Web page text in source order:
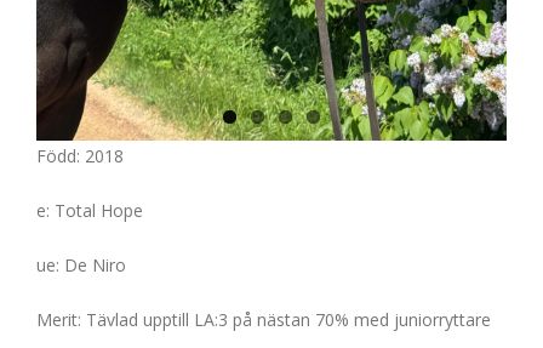
Född: 2018
e: Total Hope
ue: De Niro
Merit: Tävlad upptill LA:3 på nästan 70% med juniorryttare